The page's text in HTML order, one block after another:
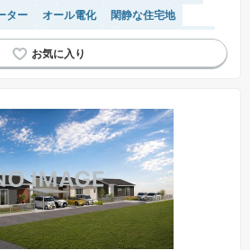
ター オール電化
閑静な住宅地
乾燥機 陽当り良好 システムキッチン